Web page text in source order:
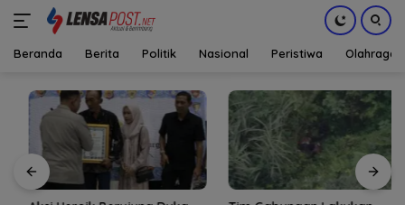
Beranda Berita Politik Nasional Peristiwa Olahraga